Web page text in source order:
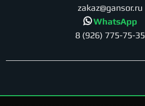
zakaz@gansor.ru
WhatsApp
8 (926) 775-75-35